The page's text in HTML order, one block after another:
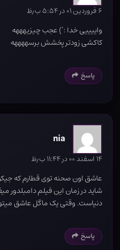
۶ فروردین ۰۱ در ۵:۵۴ ب٫ظ
واییییی خدا :’) عجب چیزیهههه
کاکشی زودتر پخشش برسههههه
پاسخ
nia
۱۴ اسفند ۰۰ در ۱۱:۴۴ ب٫ظ
عاشق اون صحنه توی قطارم که
شاید در زمان این فیلم دامبلدور
دنیاست. وقتی یک ماگل عاشق
پاسخ